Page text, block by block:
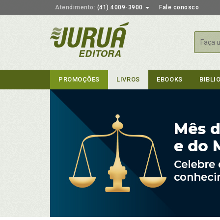
Atendimento: (41) 4009-3900 Fale conosco
PROMOÇÕES LIVROS EBOOKS